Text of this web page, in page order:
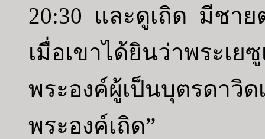
20:30 และดูเถิด มีชา
เมื่อเขาได้ยินว่าพระเ
พระองค์ผู้เป็นบุตรดาวิ
พระองค์เถิด”